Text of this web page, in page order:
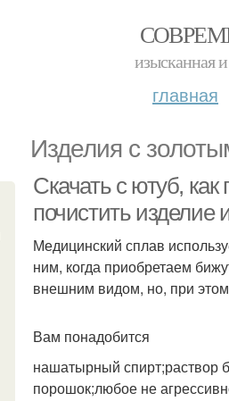
изысканная
главная
Изделия с
Скачать с ютуб,
почистить изделие
Медицинский сплав
ним, когда приобретаем
внешним видом, но, при
Вам понадобится
нашатырный спирт;раствор
порошок;любое не